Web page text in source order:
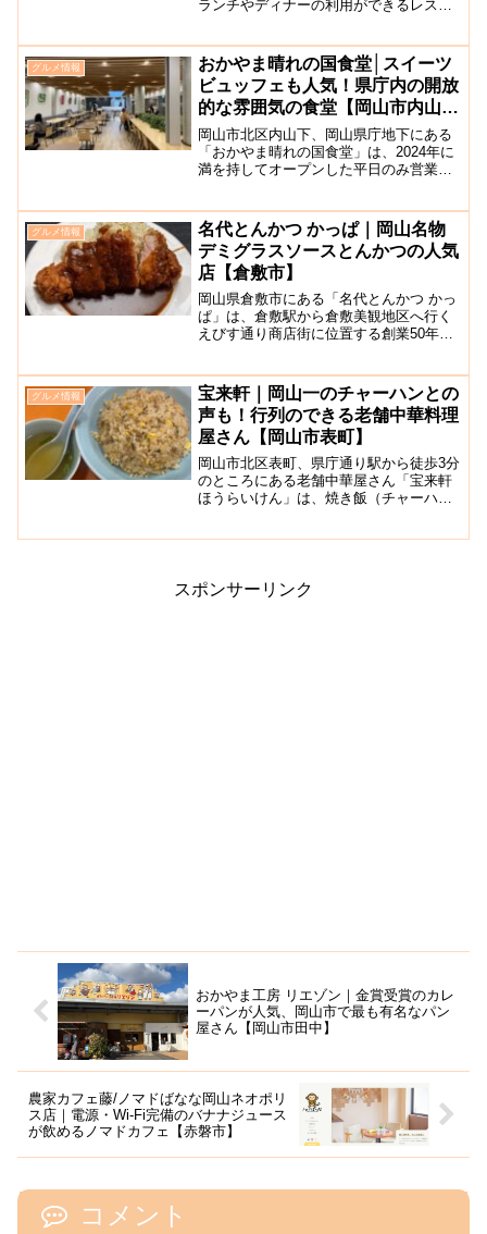
ランチやディナーの利用ができるレスト
な結婚式を挙げる事もできます。四季
折々で異なる自然の雰囲気...
グルメ情報
おかやま晴れの国食堂│スイーツ
ビュッフェも人気！県庁内の開放
的な雰囲気の食堂【岡山市内山
下】
岡山市北区内山下、岡山県庁地下にある
「おかやま晴れの国食堂」は、2024年に
満を持してオープンした平日のみ営業の
雰囲気でランチ利用やティータイム、ち
ょっとした休憩にもっ...
グルメ情報
名代とんかつ かっぱ｜岡山名物
デミグラスソースとんかつの人気
店【倉敷市】
岡山県倉敷市にある「名代とんかつ かっ
ぱ」は、倉敷駅から倉敷美観地区へ行く
えびす通り商店街に位置する創業50年以
す！名物の「名代とんてい」をはじめ、
ハンバーグやポークス...
グルメ情報
宝来軒｜岡山一のチャーハンとの
声も！行列のできる老舗中華料理
屋さん【岡山市表町】
岡山市北区表町、県庁通り駅から徒歩3分
のところにある老舗中華屋さん「宝来軒
ほうらいけん」は、焼き飯（チャーハ
スポンサーリンク
おかやま工房 リエゾン｜金賞受賞のカレ
ーパンが人気、岡山市で最も有名なパン
屋さん【岡山市田中】
農家カフェ藤/ノマドばなな岡山ネオポリ
ス店｜電源・Wi-Fi完備のバナナジュース
が飲めるノマドカフェ【赤磐市】
コメント